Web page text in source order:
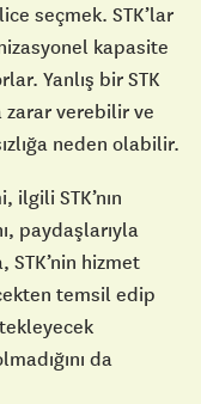
seçmek. STK’lar
kapasite
Yanlış bir STK
zarar verebilir ve
neden olabilir.
STK’nın
paydaşlarıyla
hizmet
temsil edip
da